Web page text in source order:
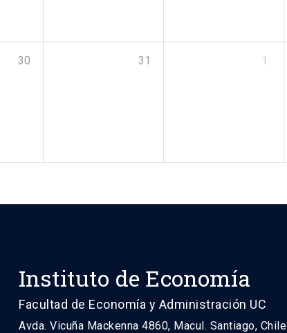
30 31 1
Instituto de Economía
Facultad de Economía y Administración UC
Avda. Vicuña Mackenna 4860, Macul. Santiago, Chile